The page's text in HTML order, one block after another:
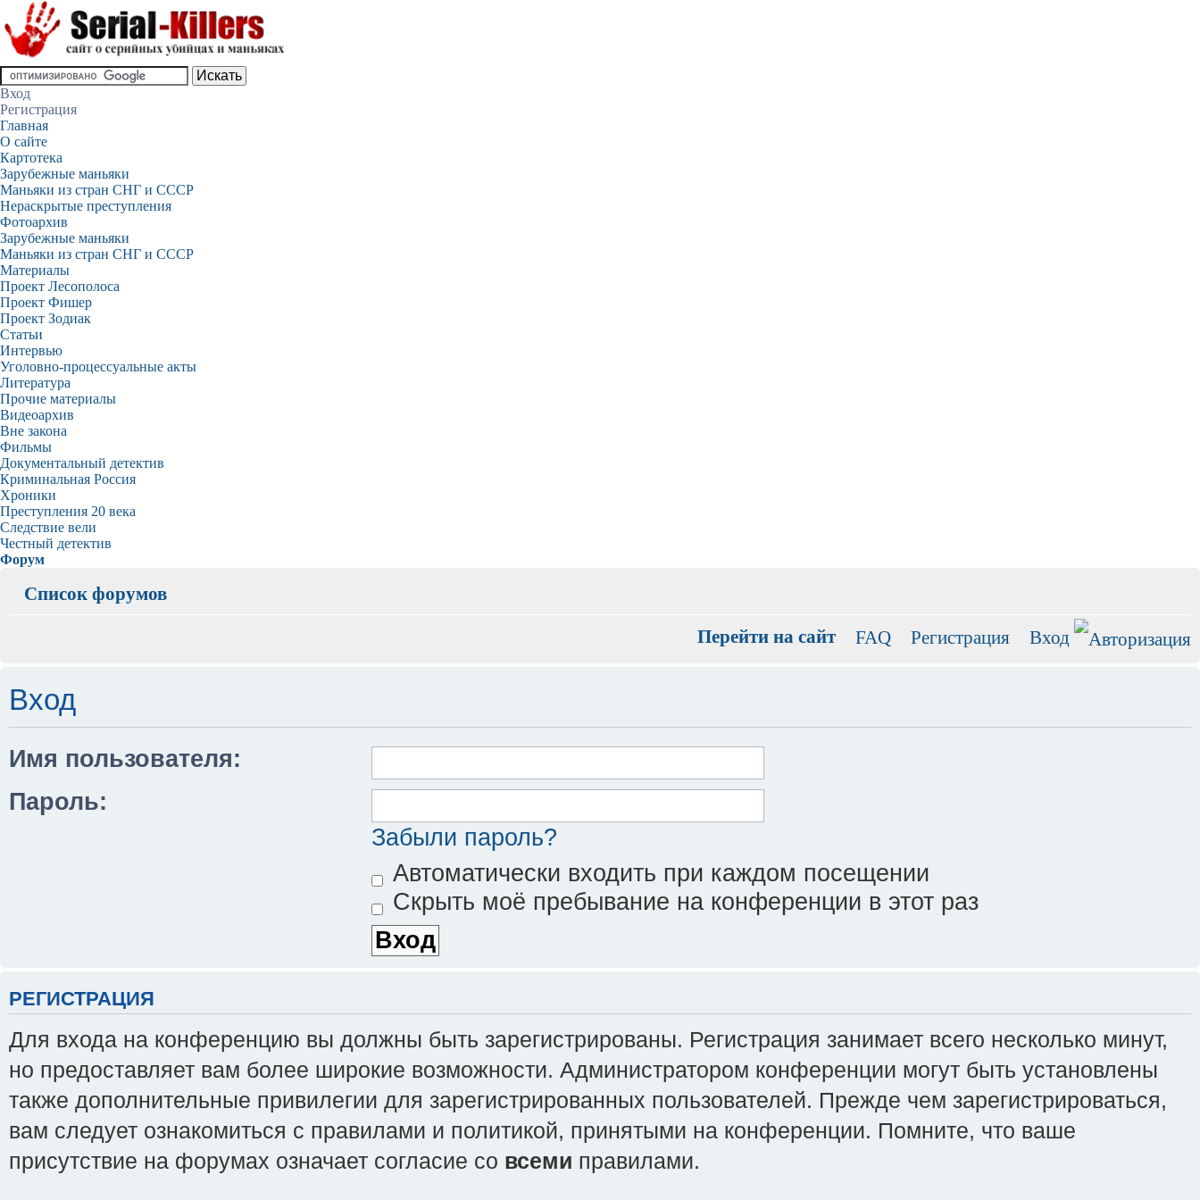
Вход
Регистрация
Главная
О сайте
Картотека
Зарубежные маньяки
Маньяки из стран СНГ и СССР
Нераскрытые преступления
Фотоархив
Зарубежные маньяки
Маньяки из стран СНГ и СССР
Материалы
Проект Лесополоса
Проект Фишер
Проект Зодиак
Статьи
Интервью
Уголовно-процессуальные акты
Литература
Прочие материалы
Видеоархив
Вне закона
Фильмы
Документальный детектив
Криминальная Россия
Хроники
Преступления 20 века
Следствие вели
Честный детектив
Форум
Список форумов
Перейти на сайт FAQ Регистрация Вход
Вход
Имя пользователя:
Пароль:
Забыли пароль?
Автоматически входить при каждом посещении
Скрыть моё пребывание на конференции в этот раз
РЕГИСТРАЦИЯ
Для входа на конференцию вы должны быть зарегистрированы. Регистрация занимает всего несколько минут,
но предоставляет вам более широкие возможности. Администратором конференции могут быть установлены
также дополнительные привилегии для зарегистрированных пользователей. Прежде чем зарегистрироваться,
вам следует ознакомиться с правилами и политикой, принятыми на конференции. Помните, что ваше
присутствие на форумах означает согласие со всеми правилами.